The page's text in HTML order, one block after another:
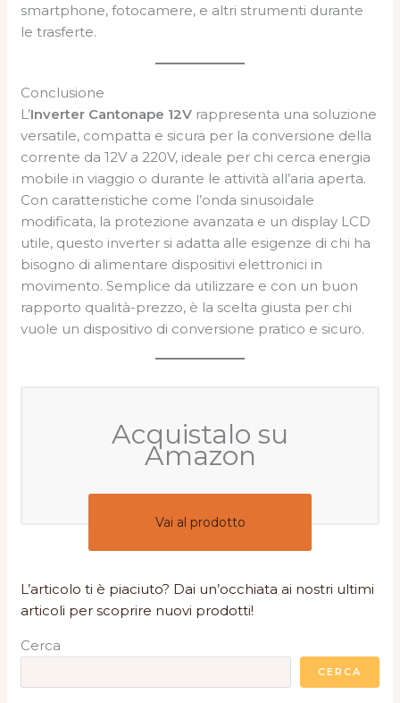
smartphone, fotocamere, e altri strumenti durante
le trasferte.
Conclusione
L’Inverter Cantonape 12V rappresenta una soluzione
versatile, compatta e sicura per la conversione della
corrente da 12V a 220V, ideale per chi cerca energia
mobile in viaggio o durante le attività all’aria aperta.
Con caratteristiche come l’onda sinusoidale
modificata, la protezione avanzata e un display LCD
utile, questo inverter si adatta alle esigenze di chi ha
bisogno di alimentare dispositivi elettronici in
movimento. Semplice da utilizzare e con un buon
rapporto qualità-prezzo, è la scelta giusta per chi
vuole un dispositivo di conversione pratico e sicuro.
Acquistalo su
Amazon
Vai al prodotto
L’articolo ti è piaciuto? Dai un’occhiata ai nostri ultimi
articoli per scoprire nuovi prodotti!
Cerca
CERCA